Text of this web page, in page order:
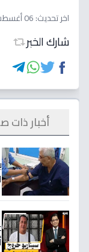
اخر تحديث:06 أغسطس 2026 الساعة 06:29 مساءاً
شارك الخبر
أخبار ذات